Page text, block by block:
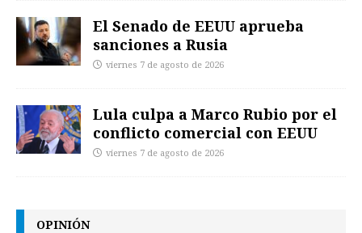
El Senado de EEUU aprueba
sanciones a Rusia
viernes 7 de agosto de 2026
Lula culpa a Marco Rubio por el
conflicto comercial con EEUU
viernes 7 de agosto de 2026
OPINIÓN